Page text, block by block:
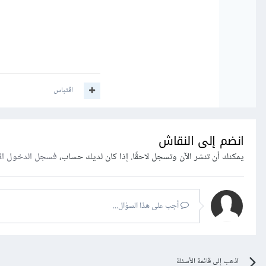
اقتباس
انضم إلى النقاش
يمكنك أن تنشر الآن وتسجل لاحقًا. إذا كان لديك حساب،فسجل الدخول
أجب على هذا السؤال...
اذهب إلى قائمة الأسئلة